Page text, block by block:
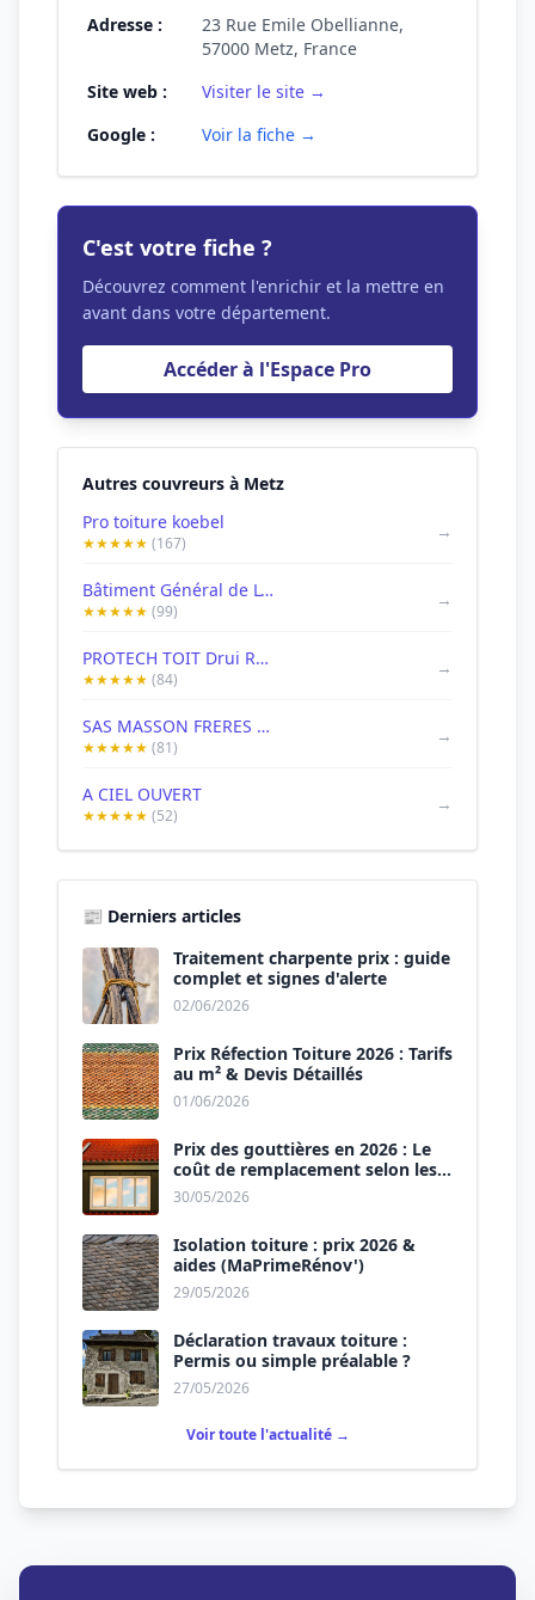
Adresse :
23 Rue Emile Obellianne,
57000 Metz, France
Site web :
Visiter le site →
Google :
Voir la fiche →
C'est votre fiche ?
Découvrez comment l'enrichir et la mettre en
avant dans votre département.
Accéder à l'Espace Pro
Autres couvreurs à Metz
Pro toiture koebel
★★★★★ (167)
→
Bâtiment Général de L'Est BGE
★★★★★ (99)
→
PROTECH TOIT Drui Romain
★★★★★ (84)
→
SAS MASSON FRERES - Charpente - couverture - zinguerie - isolation ...
★★★★★ (81)
→
A CIEL OUVERT
★★★★★ (52)
→
📰 Derniers articles
Traitement charpente prix : guide
complet et signes d'alerte
02/06/2026
Prix Réfection Toiture 2026 : Tarifs
au m² & Devis Détaillés
01/06/2026
Prix des gouttières en 2026 : Le
coût de remplacement selon les
matériaux
30/05/2026
Isolation toiture : prix 2026 &
aides (MaPrimeRénov')
29/05/2026
Déclaration travaux toiture :
Permis ou simple préalable ?
27/05/2026
Voir toute l'actualité →